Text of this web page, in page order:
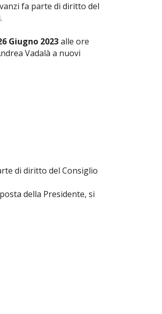
fa parte di diritto del
Giugno 2023alle ore
Vadalà a nuovi
di diritto del Consiglio
della Presidente, si